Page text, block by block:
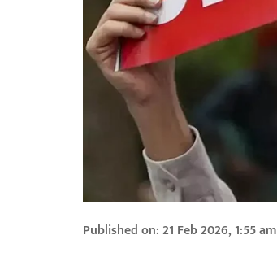
Published on:21 Feb 2026, 1:55 am